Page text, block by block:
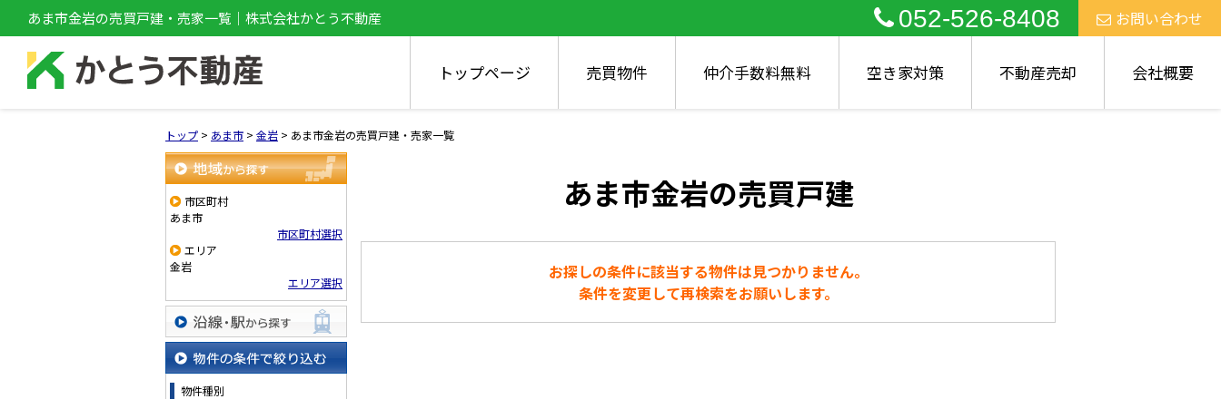
あま市金岩の売買戸建・売家一覧｜株式会社かとう不動産 052-526-8408 お問い合わせ
トップページ 売買物件 仲介手数料無料 空き家対策 不動産売却 会社概要
トップ > あま市 > 金岩 > あま市金岩の売買戸建・売家一覧
地域から探す
市区町村
あま市
市区町村選択
エリア
金岩
エリア選択
沿線・駅から探す
物件の条件で絞り込む
物件種別
あま市金岩の売買戸建
お探しの条件に該当する物件は見つかりません。
条件を変更して再検索をお願いします。